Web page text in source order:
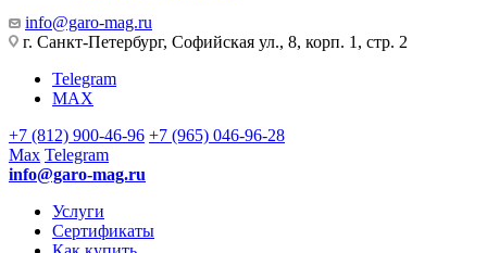
info@garo-mag.ru
г. Санкт-Петербург, Софийская ул., 8, корп. 1, стр. 2
Telegram
MAX
+7 (812) 900-46-96 +7 (965) 046-96-28
Max Telegram
info@garo-mag.ru
Услуги
Сертификаты